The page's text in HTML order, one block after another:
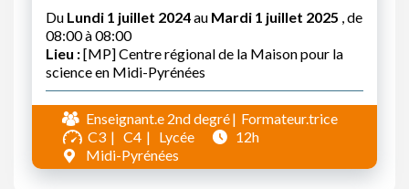
Du Lundi 1 juillet 2024au Mardi 1 juillet 2025 , de
08:00 à 08:00
Lieu :[MP] Centre régional de la Maison pour la
science en Midi-Pyrénées
Enseignant.e 2nd degré
Formateur.trice
C3
C4 Lycée
12h
Midi-Pyrénées